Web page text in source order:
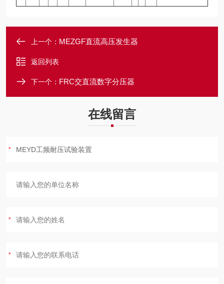
上一个： MEZGF直流高压发生器
返回列表
下一个： FRC交直流数字分压器
在线留言